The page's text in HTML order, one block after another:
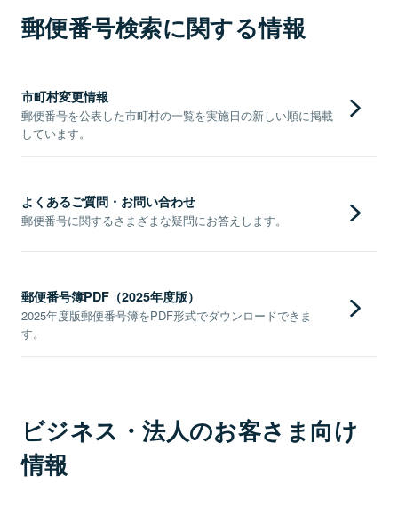
郵便番号検索に関する情報
市町村変更情報
郵便番号を公表した市町村の一覧を実施日の新しい順に掲載
しています。
よくあるご質問・お問い合わせ
郵便番号に関するさまざまな疑問にお答えします。
郵便番号簿PDF（2025年度版）
2025年度版郵便番号簿をPDF形式でダウンロードできま
す。
ビジネス・法人のお客さま向け
情報